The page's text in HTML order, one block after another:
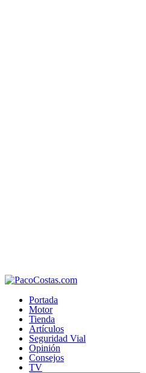
Portada
Motor
Tienda
Artículos
Seguridad Vial
Opinión
Consejos
TV